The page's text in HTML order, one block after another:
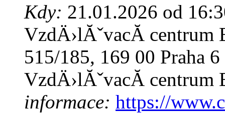
Kdy: 21.01.2026 od
VzdÄ›lĂˇvacĂ­ centrum
515/185, 169 00 Praha
VzdÄ›lĂˇvacĂ­ centrum
informace: https://